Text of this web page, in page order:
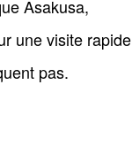
Asakusa,
une visite rapide
pas.